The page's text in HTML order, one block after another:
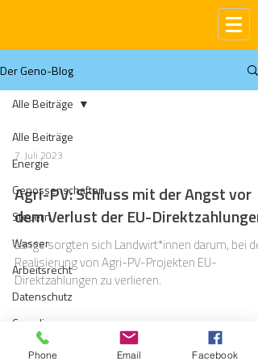
Der Geno-Blog
Alle Beiträge
Energie
Genossenschaften
Steuern
Wasser
Arbeitsrecht
Datenschutz
Compliance
Gas
Alle Beiträge
7. Juli 2023
Agri-PV: Schluss mit der Angst vor
dem Verlust der EU-Direktzahlungen
Lange sorgten sich Landwirt*innen darum, bei der
Realisierung von Agri-PV-Projekten EU-
Direktzahlungen zu verlieren.
Phone Email Facebook